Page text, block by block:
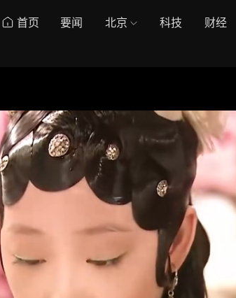
首页 要闻 北京 科技 财经